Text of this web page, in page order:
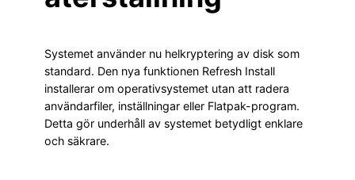
Systemet använder nu helkryptering av disk som
standard. Den nya funktionen Refresh Install
installerar om operativsystemet utan att radera
användarfiler, inställningar eller Flatpak-program.
Detta gör underhåll av systemet betydligt enklare
och säkrare.